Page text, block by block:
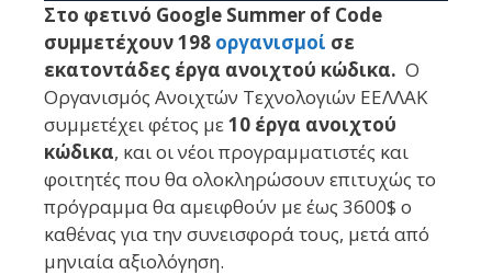
Στο φετινό Google Summer of Code
συμμετέχουν 198 οργανισμοί σε
εκατοντάδες έργα ανοιχτού κώδικα. Ο
Οργανισμός Ανοιχτών Τεχνολογιών ΕΕΛΛΑΚ
συμμετέχει φέτος με10 έργα ανοιχτού
κώδικα, και οι νέοι προγραμματιστές και
φοιτητές που θα ολοκληρώσουν επιτυχώς το
πρόγραμμα θα αμειφθούν με έως 3600$ ο
καθένας για την συνεισφορά τους, μετά από
μηνιαία αξιολόγηση.